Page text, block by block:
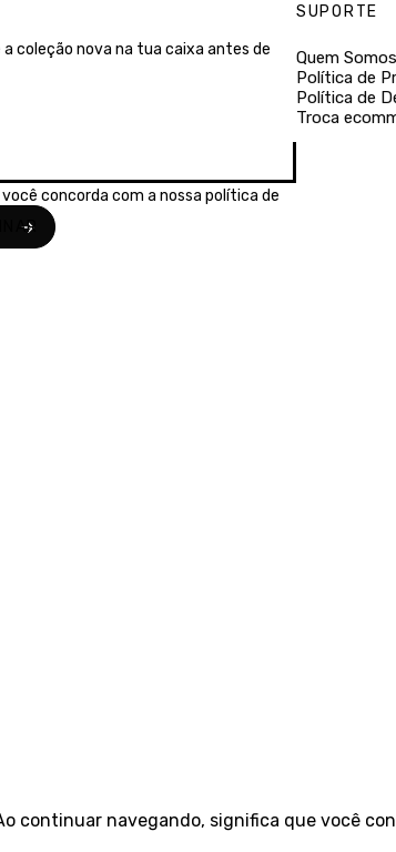
a coleção nova na tua caixa antes de
concorda com a nossapolítica de
SUPORTE
Quem Somos
Política de
Política de
Troca
continuar navegando, significa que você